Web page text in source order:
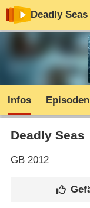
Deadly Seas
Infos Episoden
Deadly Seas
GB2012